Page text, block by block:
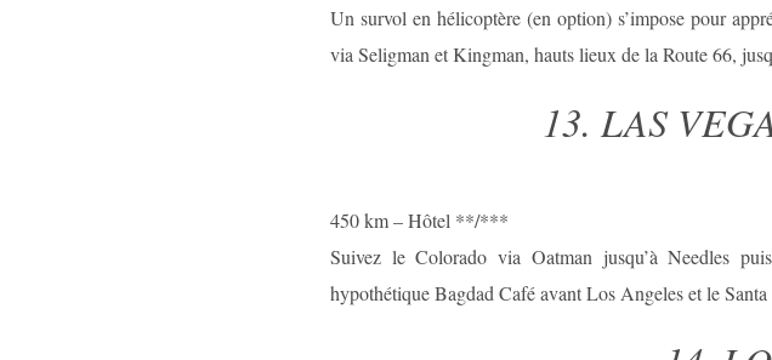
Un survol en hélicoptère (en option) s’impose pour
via Seligman et Kingman, hauts lieux de la Route 66,
13. LAS
450 km – Hôtel **/***
Suivez le Colorado via Oatman jusqu’à Needles
hypothétique Bagdad Café avant Los Angeles et le